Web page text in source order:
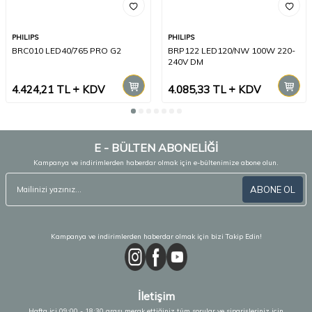
PHILIPS
BRC010 LED40/765 PRO G2
4.424,21 TL KDV
PHILIPS
BRP122 LED120/NW 100W 220-
240V DM
4.085,33TL KDV
E - BÜLTEN ABONELİĞİ
Kampanya ve indirimlerden haberdar olmak için e-bültenimize abone olun.
ABONE OL
Kampanya ve indirimlerden haberdar olmak için bizi Takip Edin!
İletişim